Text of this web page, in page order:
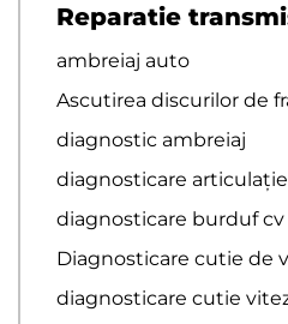
Reparatie
ambreiaj auto
Ascutirea discurilor de
diagnostic ambreiaj
diagnosticare articulație
diagnosticare burduf cv
Diagnosticare cutie de
diagnosticare cutie